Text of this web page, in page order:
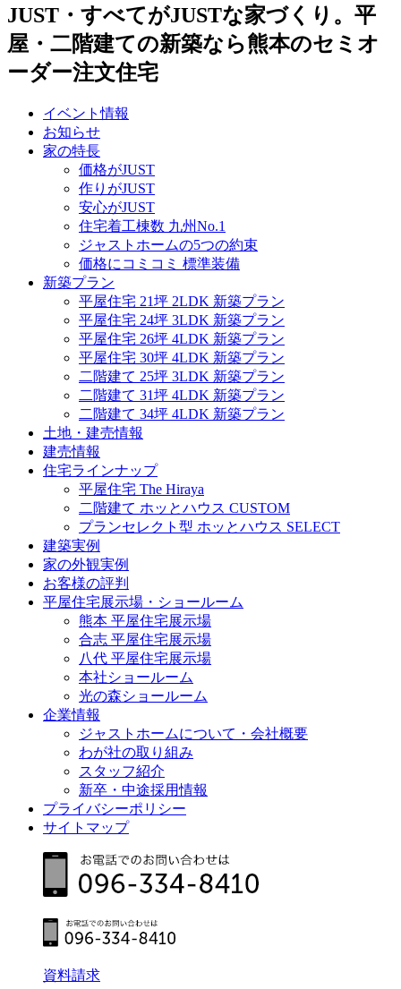
JUST・すべてがJUSTな家づくり。平
屋・二階建ての新築なら熊本のセミオ
ーダー注文住宅
イベント情報
お知らせ
家の特長
価格がJUST
作りがJUST
安心がJUST
住宅着工棟数 九州No.1
ジャストホームの5つの約束
価格にコミコミ 標準装備
新築プラン
平屋住宅 21坪 2LDK 新築プラン
平屋住宅 24坪 3LDK 新築プラン
平屋住宅 26坪 4LDK 新築プラン
平屋住宅 30坪 4LDK 新築プラン
二階建て 25坪 3LDK 新築プラン
二階建て 31坪 4LDK 新築プラン
二階建て 34坪 4LDK 新築プラン
土地・建売情報
建売情報
住宅ラインナップ
平屋住宅 The Hiraya
二階建て ホッとハウス CUSTOM
プランセレクト型 ホッとハウス SELECT
建築実例
家の外観実例
お客様の評判
平屋住宅展示場・ショールーム
熊本 平屋住宅展示場
合志 平屋住宅展示場
八代 平屋住宅展示場
本社ショールーム
光の森ショールーム
企業情報
ジャストホームについて・会社概要
わが社の取り組み
スタッフ紹介
新卒・中途採用情報
プライバシーポリシー
サイトマップ
資料請求